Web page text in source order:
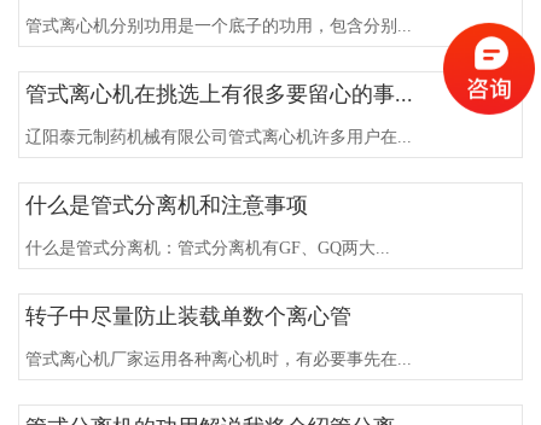
管式离心机分别功用是一个底子的功用，包含分别...
管式离心机在挑选上有很多要留心的事...
辽阳泰元制药机械有限公司管式离心机许多用户在...
什么是管式分离机和注意事项
什么是管式分离机：管式分离机有GF、GQ两大...
转子中尽量防止装载单数个离心管
管式离心机厂家运用各种离心机时，有必要事先在...